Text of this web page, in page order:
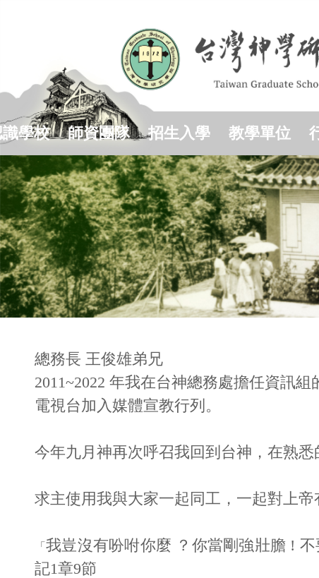
區
學校 師資團隊 招生入學 教學單位
總務長 王俊雄弟兄
2011~2022 年我在台神總務處擔任資訊
電視台加入媒體宣教行列。
今年九月神再次呼召我回到台神，在熟
求主使用我與大家一起同工，一起對上帝
「我豈沒有吩咐你麼 ？你當剛強壯膽 !
記1章9節